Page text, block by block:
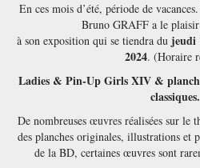
En ces mois d’été, période de
Bruno GRAFF a le
à son exposition qui se tiendra du jeudi
2024. (Horaire
Ladies & Pin-Up Girls XIV &
classiques.
De nombreuses œuvres réalisées sur le
des planches originales, illustrations et
de la BD, certaines œuvres sont